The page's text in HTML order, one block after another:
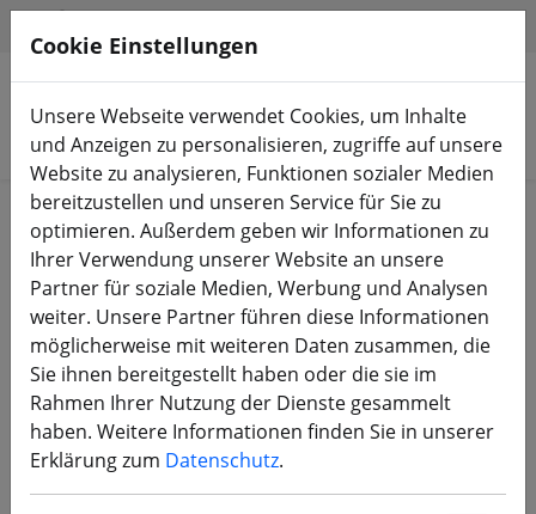
Produkte suchen
Start Bauteile FPV Antennen
Caddx Vista Antenne mit 8cm
Kabel
9% SPAREN
Cookie Einstellungen
Unsere Webseite verwendet Cookies, um Inhalte
und Anzeigen zu personalisieren, zugriffe auf unsere
Website zu analysieren, Funktionen sozialer Medien
bereitzustellen und unseren Service für Sie zu
optimieren. Außerdem geben wir Informationen zu
Ihrer Verwendung unserer Website an unsere
Partner für soziale Medien, Werbung und Analysen
weiter. Unsere Partner führen diese Informationen
möglicherweise mit weiteren Daten zusammen, die
Sie ihnen bereitgestellt haben oder die sie im
Rahmen Ihrer Nutzung der Dienste gesammelt
haben. Weitere Informationen finden Sie in unserer
Erklärung zum Datenschutz.